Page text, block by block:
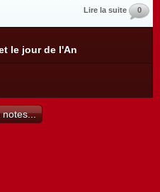
Lire la suite 0
le jour de l'An
notes...